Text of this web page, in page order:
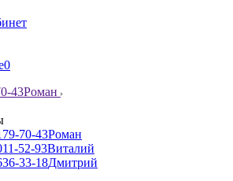
0
43Роман
70-43Роман
52-93Виталий
33-18Дмитрий